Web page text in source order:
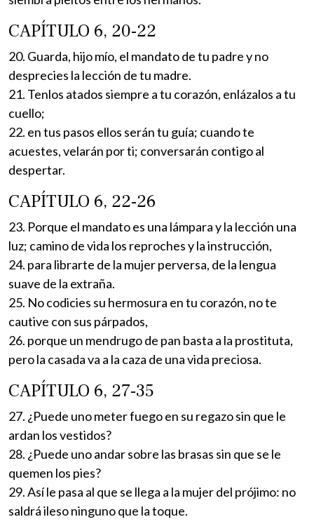
CAPÍTULO 6, 20-22
20. Guarda, hijo mío, el mandato de tu padre y no
desprecies la lección de tu madre.
21. Tenlos atados siempre a tu corazón, enlázalos a tu
cuello;
22. en tus pasos ellos serán tu guía; cuando te
acuestes, velarán por ti; conversarán contigo al
despertar.
CAPÍTULO 6, 22-26
23. Porque el mandato es una lámpara y la lección una
luz; camino de vida los reproches y la instrucción,
24. para librarte de la mujer perversa, de la lengua
suave de la extraña.
25. No codicies su hermosura en tu corazón, no te
cautive con sus párpados,
26. porque un mendrugo de pan basta a la prostituta,
pero la casada va a la caza de una vida preciosa.
CAPÍTULO 6, 27-35
27. ¿Puede uno meter fuego en su regazo sin que le
ardan los vestidos?
28. ¿Puede uno andar sobre las brasas sin que se le
quemen los pies?
29. Así le pasa al que se llega a la mujer del prójimo: no
saldrá ileso ninguno que la toque.